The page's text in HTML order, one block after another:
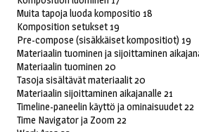
Muita tapoja luoda kompositio 18
Komposition setukset 19
Pre-compose (sisäkkäiset kompositiot) 19
Materiaalin tuominen ja sijoittaminen
Materiaalin tuominen 20
Tasoja sisältävät materiaalit 20
Materiaalin sijoittaminen aikajanalle 21
Timeline-paneelin käyttö ja ominaisuudet 22
Time Navigator ja Zoom 22